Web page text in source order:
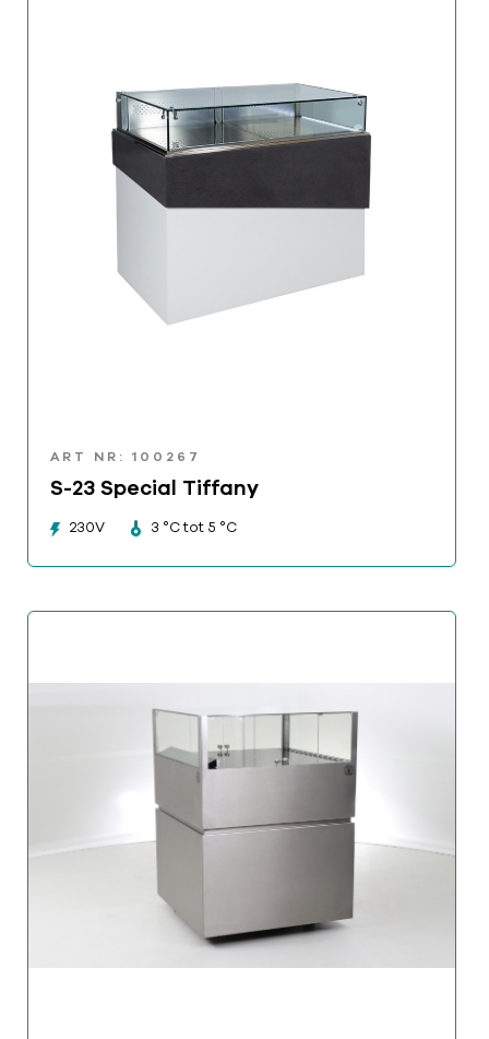
ART NR: 100267
S-23 Special Tiffany
230V 3 °C tot 5 °C